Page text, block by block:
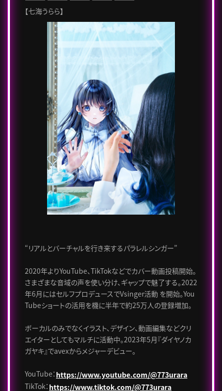
【七海うらら】
“リアルとバーチャルを行き来するパラレルシンガー”
2020年よりYouTube、TikTokなどでカバー動画投稿開始。
さまざまな音域の声を使い分け、ギャップで魅了する。2022
年6月にはセルフプロデュースでVsinger活動 を開始。You
Tubeショートの活用を機に半年で約25万人の登録増加。
ボーカルのみでなくイラスト、デザイン、動画編集などクリ
エイターとしてもマルチに活動中。2023年5月『ダイヤノカ
ガヤキ』でavexからメジャーデビュー。
YouTube： https://www.youtube.com/@773urara
TikTok： https://www.tiktok.com/@773urara